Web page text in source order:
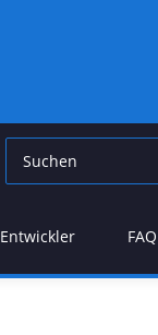
Entwickler FAQ